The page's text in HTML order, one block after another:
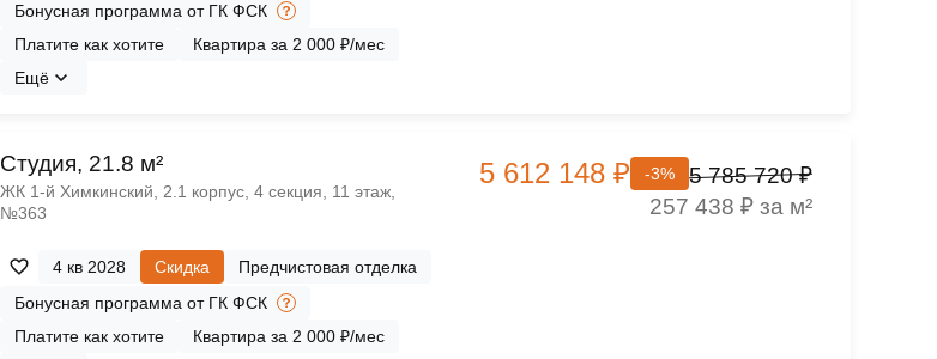
Бонусная программа от ГК ФСК
Платите как хотите
Квартира за 2 000 ₽/мес
Ещё
Cтудия, 21.8 м²
ЖК 1‑й Химкинский, 2.1 корпус, 4 секция, 11 этаж,
№363
4 кв 2028 Скидка
Предчистовая отделка
Бонусная программа от ГК ФСК
Платите как хотите
Квартира за 2 000 ₽/мес
5 612 148 ₽ -3%
5 785 720 ₽
257 438 ₽ за м²